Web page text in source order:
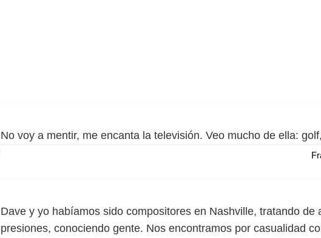
No voy a mentir, me encanta la televisión. Veo mucho de ella:
Dave y yo habíamos sido compositores en Nashville, tratando de
presiones, conociendo gente. Nos encontramos por casualidad